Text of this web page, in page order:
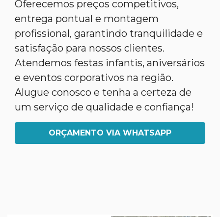
Oferecemos preços competitivos,
entrega pontual e montagem
profissional, garantindo tranquilidade e
satisfação para nossos clientes.
Atendemos festas infantis, aniversários
e eventos corporativos na região.
Alugue conosco e tenha a certeza de
um serviço de qualidade e confiança!
ORÇAMENTO VIA WHATSAPP